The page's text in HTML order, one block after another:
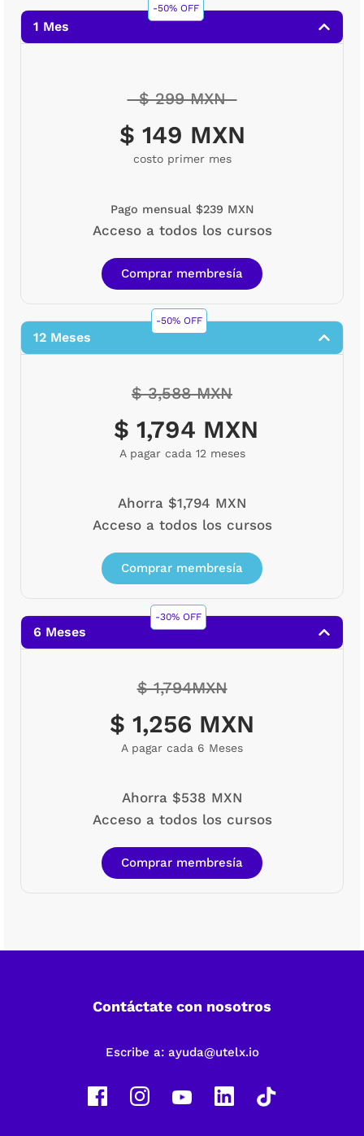
-50% OFF
1 Mes
$ 299 MXN
$ 149 MXN
costo primer mes
Pago mensual $239 MXN
Acceso a todos los cursos
Comprar membresía
-50% OFF
12 Meses
$ 3,588 MXN
$ 1,794 MXN
A pagar cada 12 meses
Ahorra $1,794 MXN
Acceso a todos los cursos
Comprar membresía
-30% OFF
6 Meses
$ 1,794MXN
$ 1,256 MXN
A pagar cada 6 Meses
Ahorra $538 MXN
Acceso a todos los cursos
Comprar membresía
Contáctate con nosotros
Escribe a: ayuda@utelx.io